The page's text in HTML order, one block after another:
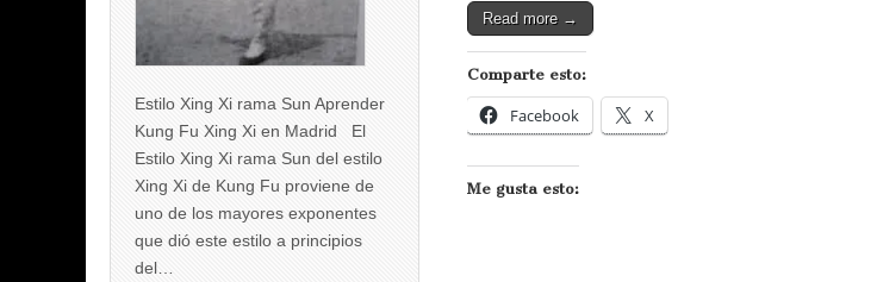
Read more →
Comparte esto:
Facebook X
Me gusta esto:
Estilo Xing Xi rama Sun Aprender
Kung Fu Xing Xi en Madrid El
Estilo Xing Xi rama Sun del estilo
Xing Xi de Kung Fu proviene de
uno de los mayores exponentes
que dió este estilo a principios
del…